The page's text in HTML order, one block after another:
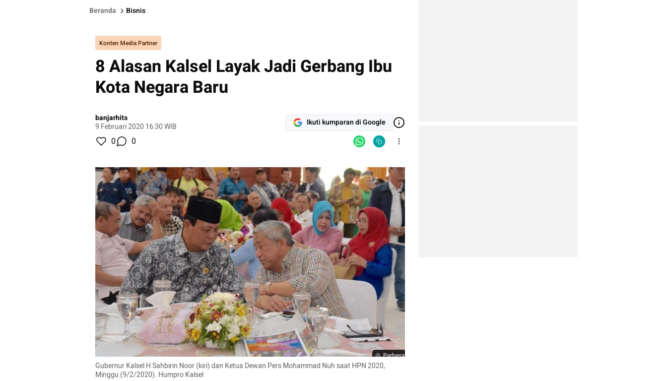
Beranda Bisnis
Konten Media Partner
8 Alasan Kalsel Layak Jadi Gerbang Ibu
Kota Negara Baru
banjarhits
9 Februari 2020 16:30 WIB
Ikuti kumparan di Google
0 0
Perbesar
Gubernur Kalsel H Sahbirin Noor (kiri) dan Ketua Dewan Pers Mohammad Nuh saat HPN 2020,
Minggu (9/2/2020). Humpro Kalsel